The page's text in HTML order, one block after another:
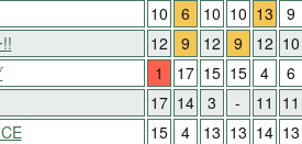
10 6 10 10 13 9
12 9 12 9 12 10
1 17 15 15 4 6
17 14 3 - 11 11
15 4 13 13 14 13